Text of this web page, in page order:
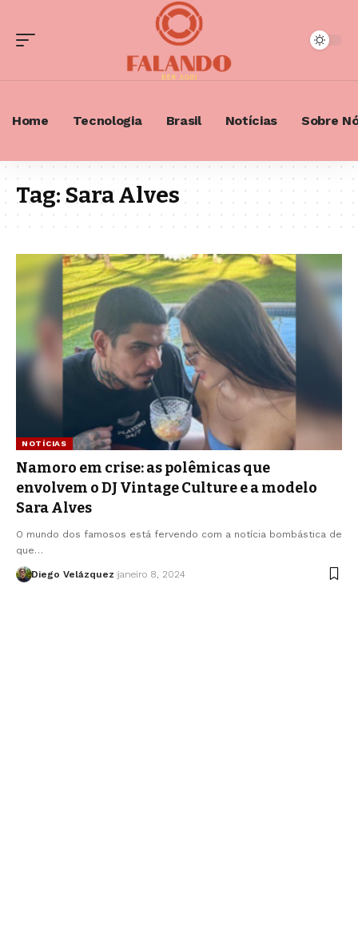
Home Tecnologia Brasil Notícias Sobre
Tag:Sara Alves
NOTÍCIAS
Namoro em crise: as polêmicas que
envolvem o DJ Vintage Culture e a modelo
Sara Alves
O mundo dos famosos está fervendo com a notícia bombástica de
que…
Diego Velázquez janeiro 8, 2024